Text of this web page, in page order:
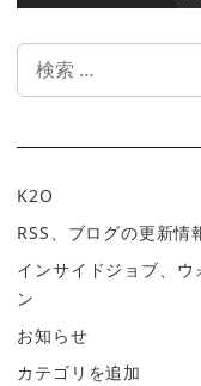
検
K2O
RSS、ブログの更新情
インサイドジョブ、
ン
お知らせ
カテゴリを追加